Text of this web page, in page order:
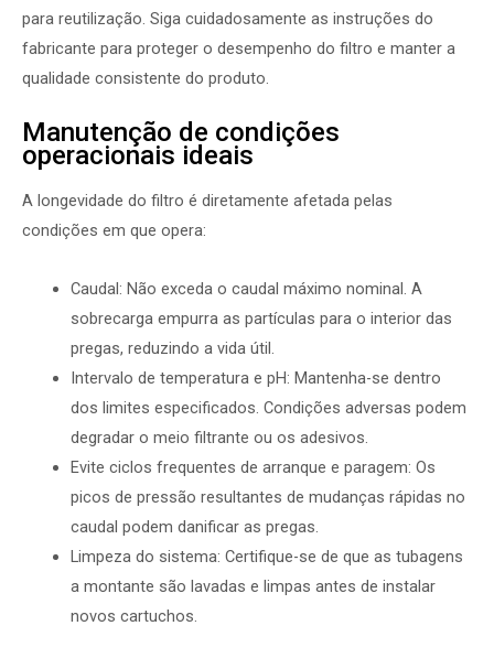
para reutilização. Siga cuidadosamente as instruções do
fabricante para proteger o desempenho do filtro e manter a
qualidade consistente do produto.
Manutenção de condições
operacionais ideais
A longevidade do filtro é diretamente afetada pelas
condições em que opera:
Caudal: Não exceda o caudal máximo nominal. A
sobrecarga empurra as partículas para o interior das
pregas, reduzindo a vida útil.
Intervalo de temperatura e pH: Mantenha-se dentro
dos limites especificados. Condições adversas podem
degradar o meio filtrante ou os adesivos.
Evite ciclos frequentes de arranque e paragem: Os
picos de pressão resultantes de mudanças rápidas no
caudal podem danificar as pregas.
Limpeza do sistema: Certifique-se de que as tubagens
a montante são lavadas e limpas antes de instalar
novos cartuchos.